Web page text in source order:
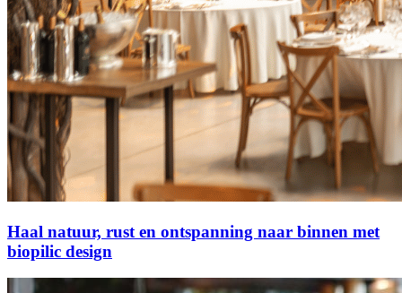
Haal natuur, rust en ontspanning naar binnen met
biopilic design